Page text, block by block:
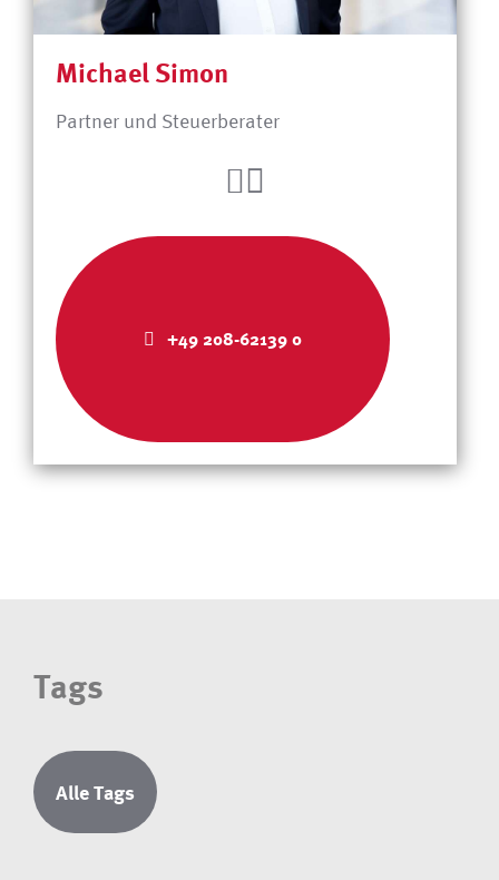
Michael Simon
Partner und Steuerberater
+49 208-62139 0
Tags
Alle Tags